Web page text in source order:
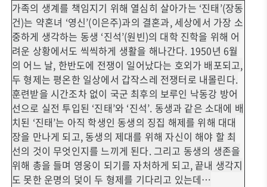
가족의 생계를 책임지기 위해 열심히 살아가는 ‘진태’(장동
건)는 약혼녀 ‘영신’(이은주)과의 결혼과, 세상에서 가장 소
중하게 생각하는 동생 ‘진석’(원빈)의 대학 진학을 위해 어
려운 상황에서도 씩씩하게 생활을 해나간다. 1950년 6월
의 어느 날, 한반도에 전쟁이 일어났다는 호외가 배포되고,
두 형제는 평온한 일상에서 갑작스레 전쟁터로 내몰린다.
훈련받을 시간조차 없이 국군 최후의 보루인 낙동강 방어
선으로 실전 투입된 ‘진태’와 ‘진석’. 동생과 같은 소대에 배
치된 ‘진태’는 아직 학생인 동생의 징집 해제를 위해 대대
장을 만나게 되고, 동생의 제대를 위해 자신이 해야 할 최
선의 것이 무엇인지를 느끼게 된다. 그리고 동생의 생존을
위해 총을 들며 영웅이 되기를 자처하게 되고, 끝내 생각지
도 못한 운명의 덫이 두 형제를 기다리고 있는데…